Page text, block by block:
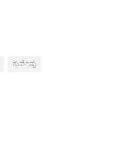
ಕುವೆಂಪು